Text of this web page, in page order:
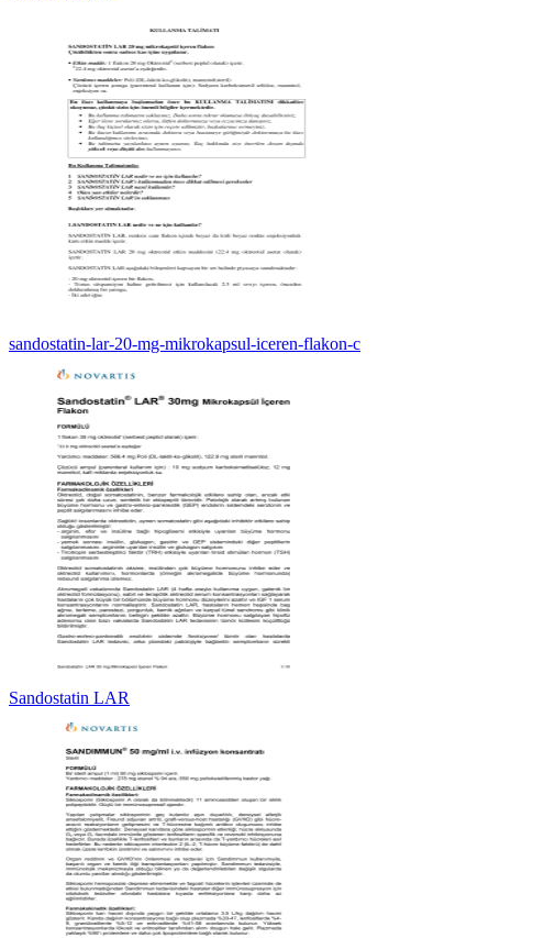
sandostatin-lar-20-mg-mikrokapsul-iceren-flakon-c
Sandostatin LAR